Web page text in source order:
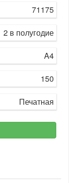
71175
2 в полугодие
A4
150
Печатная